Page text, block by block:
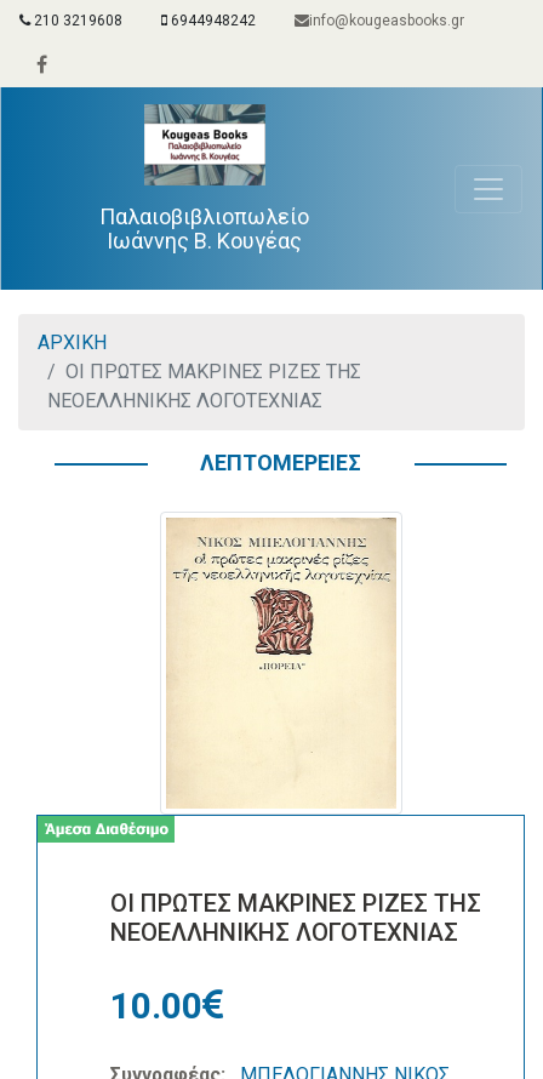
210 3219608 6944948242 info@kougeasbooks.gr
Παλαιοβιβλιοπωλείο
Ιωάννης Β. Κουγέας
ΑΡΧΙΚΗ
ΟΙ ΠΡΩΤΕΣ ΜΑΚΡΙΝΕΣ ΡΙΖΕΣ ΤΗΣ
ΝΕΟΕΛΛΗΝΙΚΗΣ ΛΟΓΟΤΕΧΝΙΑΣ
ΛΕΠΤΟΜΕΡΕΙΕΣ
ΟΙ ΠΡΩΤΕΣ ΜΑΚΡΙΝΕΣ ΡΙΖΕΣ ΤΗΣ
ΝΕΟΕΛΛΗΝΙΚΗΣ ΛΟΓΟΤΕΧΝΙΑΣ
10.00